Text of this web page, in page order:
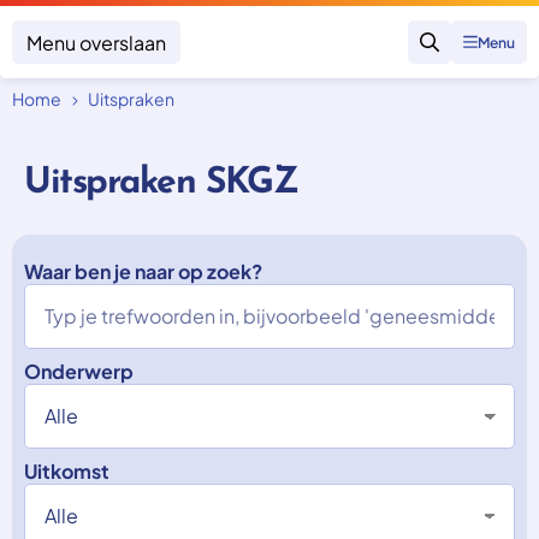
Menu overslaan
Zoeken
Menu
Onderwerpen
Zorgverzekering betalen
Vergoeding van zorg
Zorg in het buitenland
Nieuw in Nederland
Geen zorgverzekering
Uitspraken
Trainingen
Over SKGZ
Nieuws
Casussen
Vacatures
Home Uitspraken
Uitspraken SKGZ
Waar ben je naar op zoek?
Onderwerp
Uitkomst